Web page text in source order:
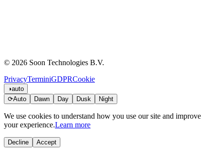
© 2026 Soon Technologies B.V.
PrivacyTerminiGDPRCookie
◑auto
⟳Auto Dawn Day Dusk Night
We use cookies to understand how you use our site and improve
your experience.Learn more
Decline Accept